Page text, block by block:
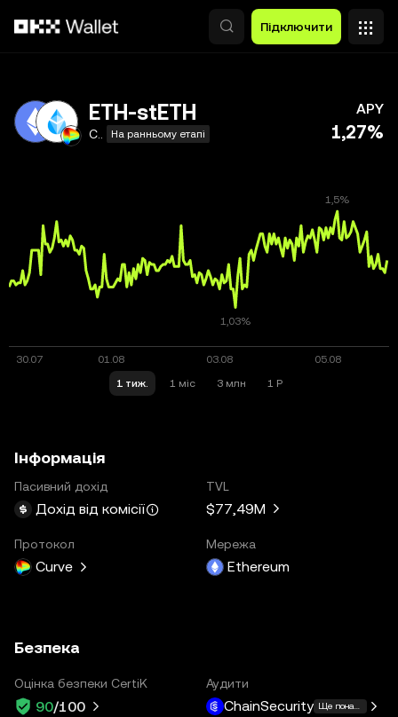
Підключити
ETH-stETH
На ранньому етапі
APY
1,27%
1 тиж. 1 міс 3 млн 1 Р
Інформація
Пасивний дохід
Дохід від комісії
TVL
$77,49M
Протокол
Curve
Мережа
Ethereum
Безпека
Оцінка безпеки CertiK
90/100
Аудити
ChainSecurity Ще понад 13